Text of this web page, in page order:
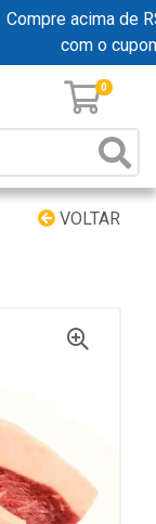
Compre acima de
com o
0
VOLTAR